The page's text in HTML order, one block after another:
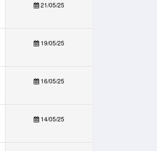
21/05/25
19/05/25
16/05/25
14/05/25